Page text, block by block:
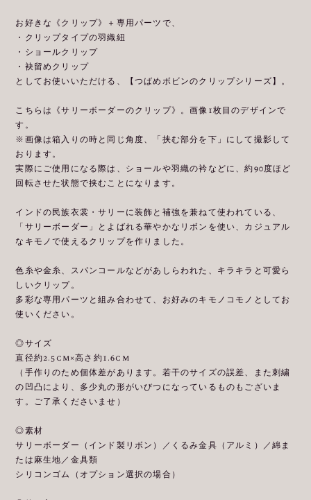
お好きな《クリップ》＋専用パーツで、
・クリップタイプの羽織紐
・ショールクリップ
・袂留めクリップ
としてお使いいただける、【つばめボビンのクリップシリーズ】。
こちらは《サリーボーダーのクリップ》。画像1枚目のデザインで
す。
※画像は箱入りの時と同じ角度、「挟む部分を下」にして撮影して
おります。
実際にご使用になる際は、ショールや羽織の衿などに、約90度ほど
回転させた状態で挟むことになります。
インドの民族衣裳・サリーに装飾と補強を兼ねて使われている、
「サリーボーダー」とよばれる華やかなリボンを使い、カジュアル
なキモノで使えるクリップを作りました。
色糸や金糸、スパンコールなどがあしらわれた、キラキラと可愛ら
しいクリップ。
多彩な専用パーツと組み合わせて、お好みのキモノコモノとしてお
使いください。
◎サイズ
直径約2.5cm×高さ約1.6cm
（手作りのため個体差があります。若干のサイズの誤差、また刺繍
の凹凸により、多少丸の形がいびつになっているものもございま
す。ご了承くださいませ）
◎素材
サリーボーダー（インド製リボン）／くるみ金具（アルミ）／綿ま
たは麻生地／金具類
シリコンゴム（オプション選択の場合）